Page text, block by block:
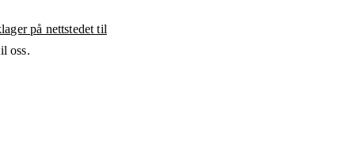
på nettstedet til
oss.